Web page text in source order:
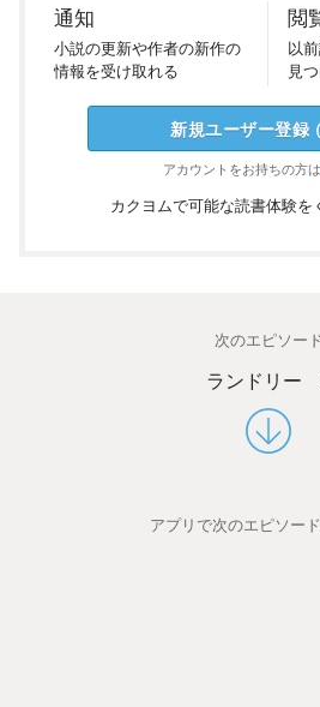
通知
小説の更新や作者の新作の
情報を受け取れる
閲
以前
見
新規ユーザー登録
アカウントをお持ちの方は
カクヨムで可能な読書体験を
次のエピソード
ランドリー
アプリで次のエピソー